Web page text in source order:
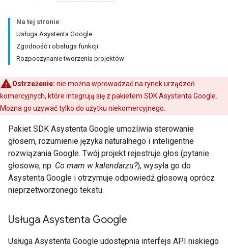
Na tej stronie
Usługa Asystenta Google
Zgodność i obsługa funkcji
Rozpoczynanie tworzenia projektów
Ostrzeżenie: nie można wprowadzać na rynek urządzeń
komercyjnych, które integrują się z pakietem SDK Asystenta Google.
Można go używać tylko do użytku niekomercyjnego.
Pakiet SDK Asystenta Google umożliwia sterowanie
głosem, rozumienie języka naturalnego i inteligentne
rozwiązania Google. Twój projekt rejestruje głos (pytanie
głosowe, np. Co mam w kalendarzu?), wysyła go do
Asystenta Google i otrzymuje odpowiedź głosową oprócz
nieprzetworzonego tekstu.
Usługa Asystenta Google
Usługa Asystenta Google udostępnia interfejs API niskiego